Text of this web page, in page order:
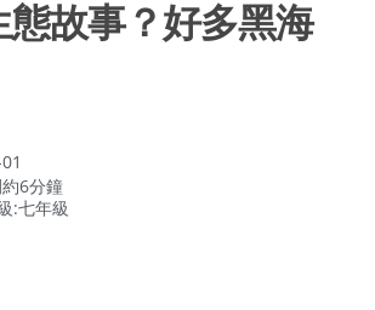
態故事？好多黑海
6分鐘
:七年級